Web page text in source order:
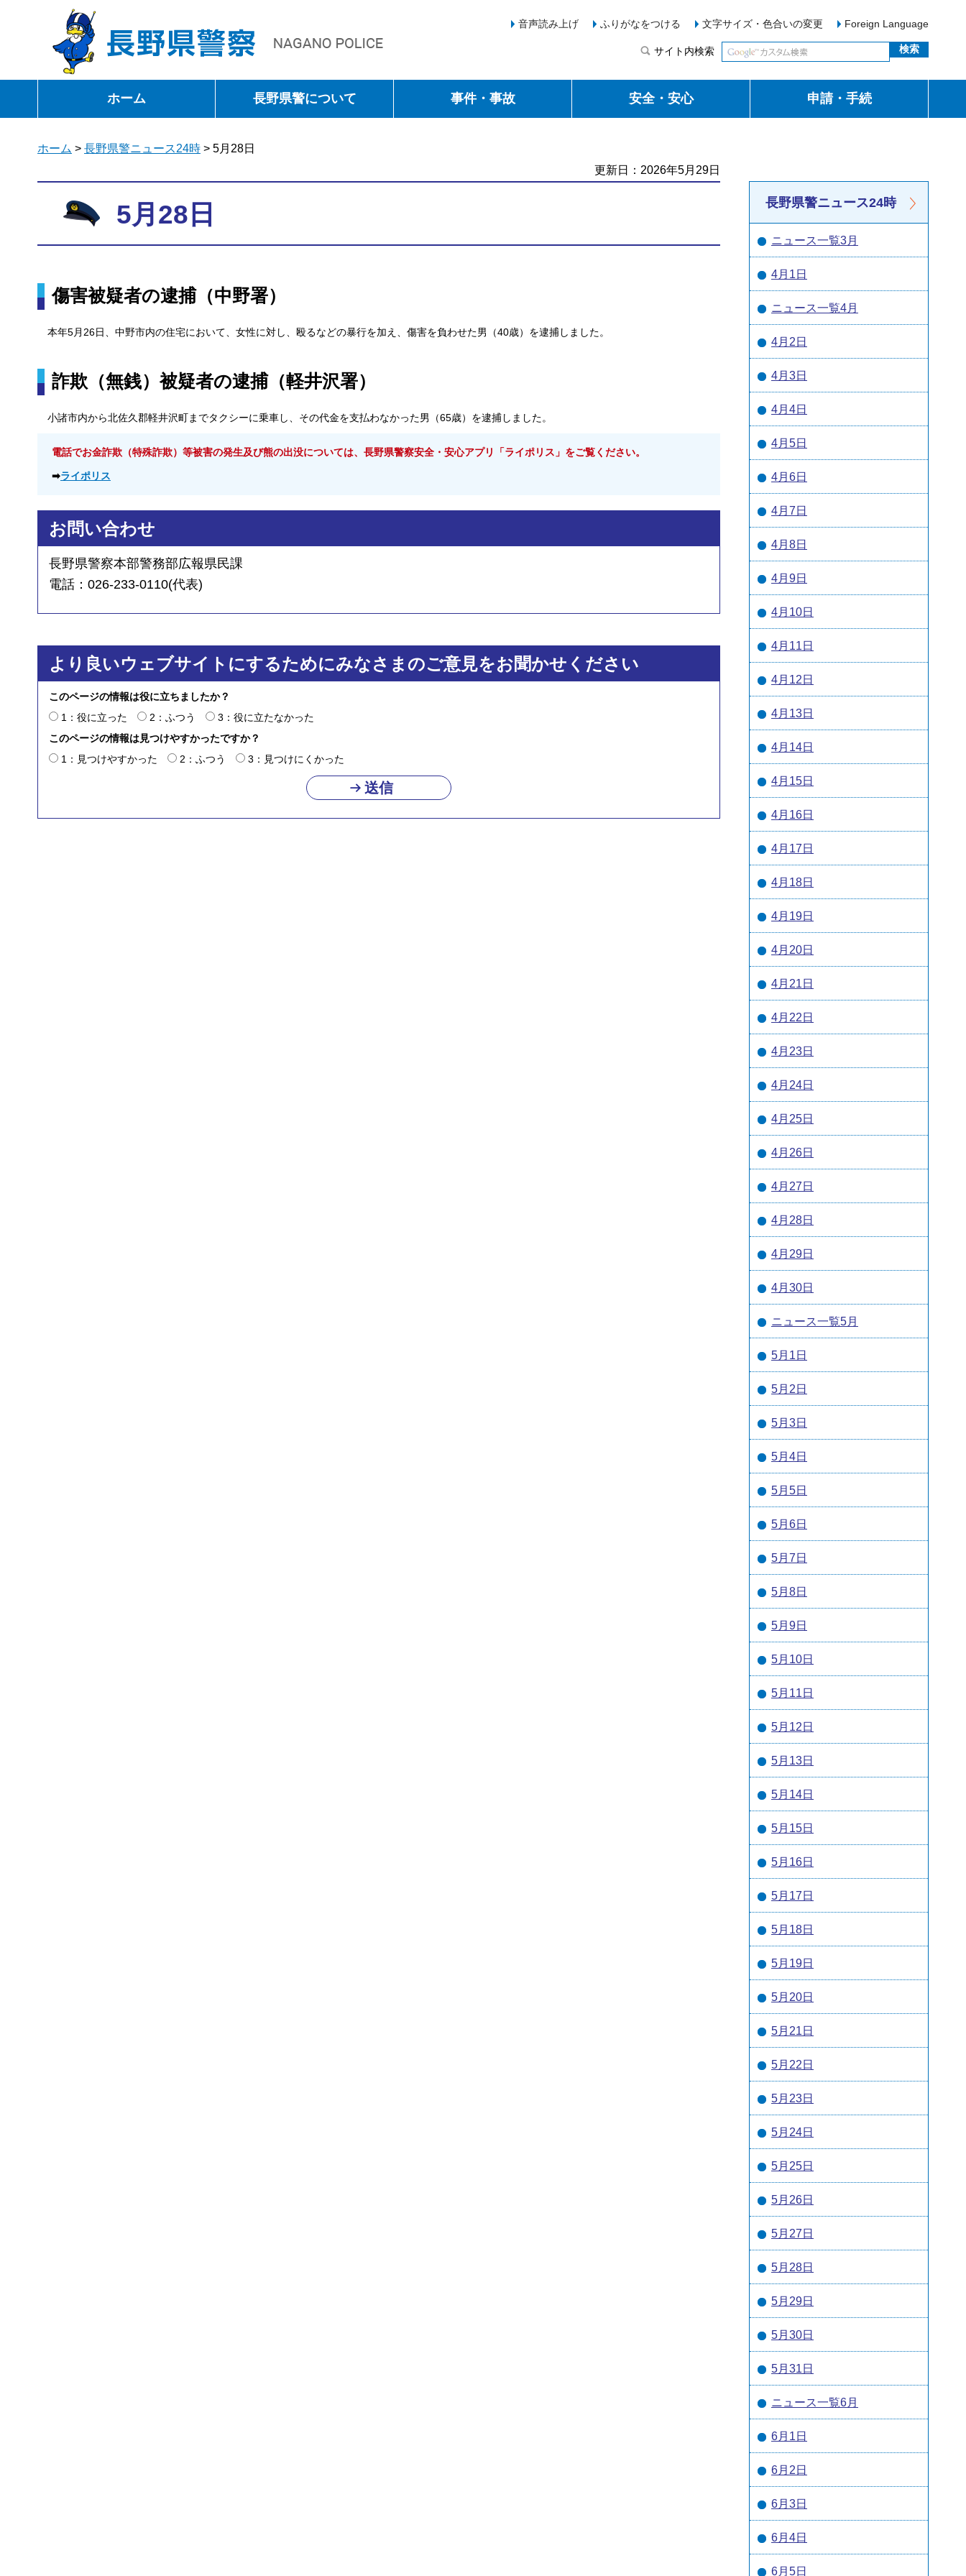
長野県警察
音声読み上げ
ふりがなをつける 文字サイズ・色合いの変更 Foreign Language
サイト内検索
ホーム 長野県警について 事件・事故 安全・安心 申請・手続
ホーム > 長野県警ニュース24時 > 5月28日
更新日：2026年5月29日
5月28日
傷害被疑者の逮捕（中野署）
本年5月26日、中野市内の住宅において、女性に対し、殴るなどの暴行を加え、傷害を負わせた男 （40歳）を逮捕しました。
詐欺（無銭）被疑者の逮捕（軽井沢署）
小諸市内から北佐久郡軽井沢町までタクシーに乗車し、その代金を支払わなかった男（65歳） を逮捕しました。
電話でお金詐欺（特殊詐欺）等被害の発生及び熊の出没については、長野県警察安全・安心アプリ「ライポリス」をご覧ください。
➡ライポリス
お問い合わせ
長野県警察本部警務部広報県民課
電話：026-233-0110(代表)
より良いウェブサイトにするためにみなさまのご意見をお聞かせください
このページの情報は役に立ちましたか？
1：役に立った
2：ふつう
3：役に立たなかった
このページの情報は見つけやすかったですか？
1：見つけやすかった
2：ふつう 3：見つけにくかった
長野県警ニュース24時
ニュース一覧3月
4月1日
ニュース一覧4月
4月2日
4月3日
4月4日
4月5日
4月6日
4月7日
4月8日
4月9日
4月10日
4月11日
4月12日
4月13日
4月14日
4月15日
4月16日
4月17日
4月18日
4月19日
4月20日
4月21日
4月22日
4月23日
4月24日
4月25日
4月26日
4月27日
4月28日
4月29日
4月30日
ニュース一覧5月
5月1日
5月2日
5月3日
5月4日
5月5日
5月6日
5月7日
5月8日
5月9日
5月10日
5月11日
5月12日
5月13日
5月14日
5月15日
5月16日
5月17日
5月18日
5月19日
5月20日
5月21日
5月22日
5月23日
5月24日
5月25日
5月26日
5月27日
5月28日
5月29日
5月30日
5月31日
ニュース一覧6月
6月1日
6月2日
6月3日
6月4日
6月5日